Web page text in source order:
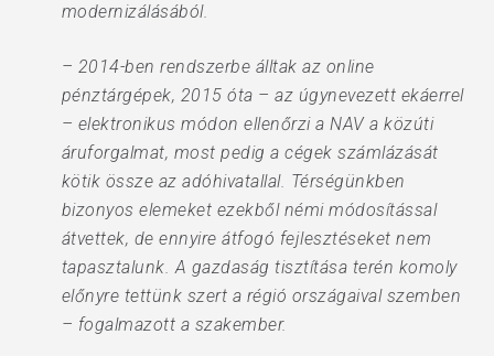
modernizálásából.
– 2014-ben rendszerbe álltak az online
pénztárgépek, 2015 óta – az úgynevezett ekáerrel
– elektronikus módon ellenőrzi a NAV a közúti
áruforgalmat, most pedig a cégek számlázását
kötik össze az adóhivatallal. Térségünkben
bizonyos elemeket ezekből némi módosítással
átvettek, de ennyire átfogó fejlesztéseket nem
tapasztalunk. A gazdaság tisztítása terén komoly
előnyre tettünk szert a régió országaival szemben
– fogalmazott a szakember.